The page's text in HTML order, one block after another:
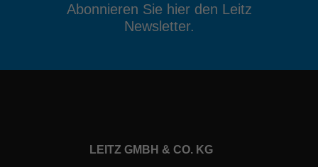
Abonnieren Sie hier den Leitz
Newsletter.
LEITZ GMBH & CO. KG